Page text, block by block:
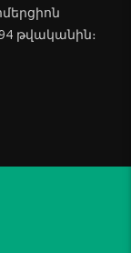
թվականին։